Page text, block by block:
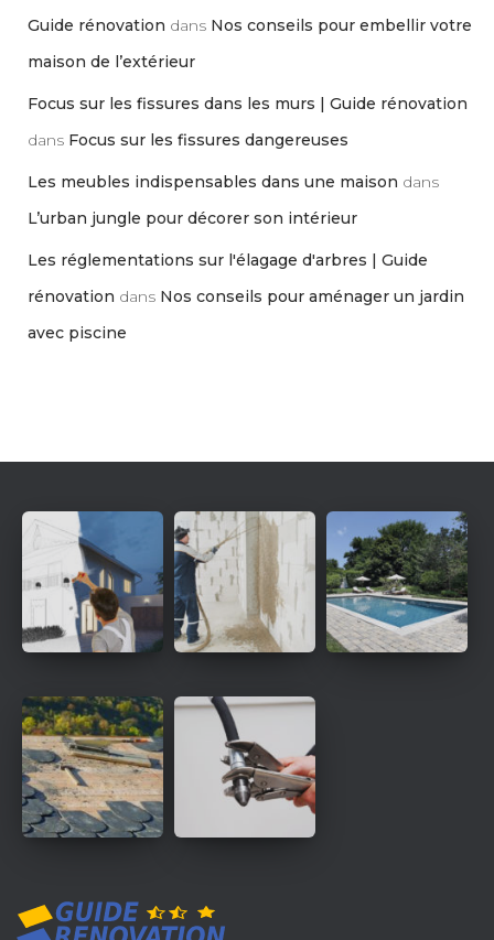
Guide rénovation dans Nos conseils pour embellir votre
maison de l’extérieur
Focus sur les fissures dans les murs | Guide rénovation
dans Focus sur les fissures dangereuses
Les meubles indispensables dans une maison dans
L’urban jungle pour décorer son intérieur
Les réglementations sur l'élagage d'arbres | Guide
rénovation dans Nos conseils pour aménager un jardin
avec piscine